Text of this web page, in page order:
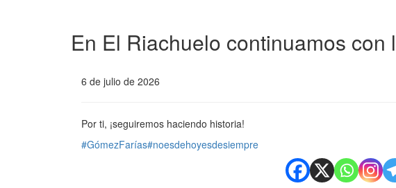
En El Riachuelo continuamos
6 de julio de 2026
Por ti, ¡seguiremos haciendo historia!
#GómezFarías#noesdehoyesdesiempre